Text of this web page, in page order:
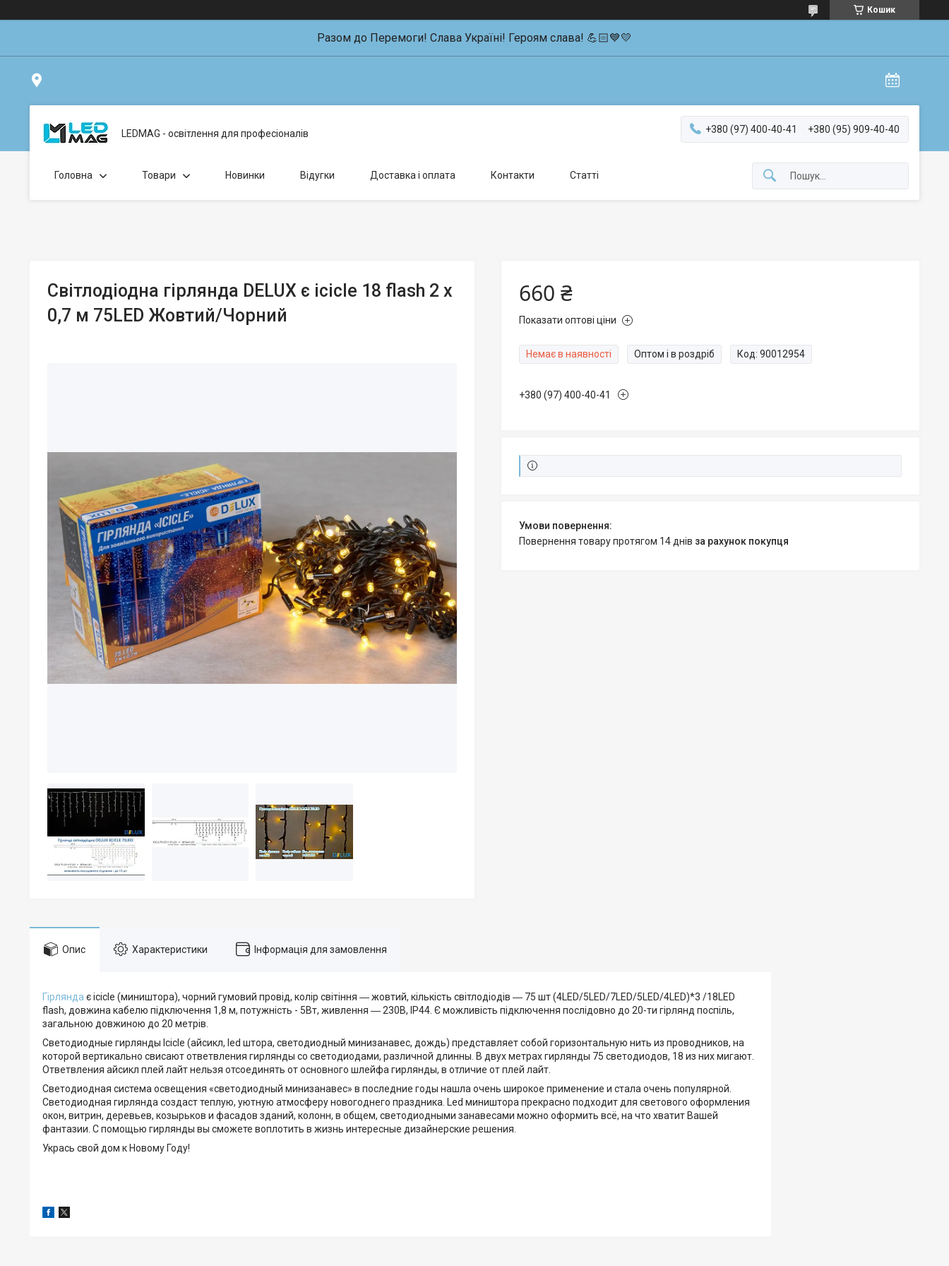
Кошик
Разом до Перемоги! Слава Україні! Героям слава! 💪🏻💙💛
LEDMAG - освітлення для професіоналів +380 (97) 400-40-41 +380 (95) 909-40-40
Головна Товари Новинки Відугки Доставка і оплата Контакти Статті
Світлодіодна гірлянда DELUX є icicle 18 flash 2 х
0,7 м 75LED Жовтий/Чорний
660 ₴
Показати оптові ціни
Немає в наявності Оптом і в роздріб Код: 90012954
+380 (97) 400-40-41
повернення товару протягом 14 днів за рахунок покупця
Опис Характеристики Інформація для замовлення
Гірлянда є icicle (миништора), чорний гумовий провід, колір світіння ― жовтий, кількість світлодіодів ― 75 шт (4LED/5LED/7LED/5LED/4LED)*3 /18LED
flash, довжина кабелю підключення 1,8 м, потужність - 5Вт, живлення ― 230В, IP44. Є можливість підключення послідовно до 20-ти гірлянд поспіль,
загальною довжиною до 20 метрів.
Светодиодные гирлянды Icicle (айсикл, led штора, светодиодный минизанавес, дождь) представляет собой горизонтальную нить из проводников, на
которой вертикально свисают ответвления гирлянды со светодиодами, различной длинны. В двух метрах гирлянды 75 светодиодов, 18 из них мигают.
Ответвления айсикл плей лайт нельзя отсоединять от основного шлейфа гирлянды, в отличие от плей лайт.
Светодиодная система освещения «светодиодный минизанавес» в последние годы нашла очень широкое применение и стала очень популярной.
Светодиодная гирлянда создаст теплую, уютную атмосферу новогоднего праздника. Led миништора прекрасно подходит для светового оформления
окон, витрин, деревьев, козырьков и фасадов зданий, колонн, в общем, светодиодными занавесами можно оформить всё, на что хватит Вашей
фантазии. С помощью гирлянды вы сможете воплотить в жизнь интересные дизайнерские решения.
Укрась свой дом к Новому Году!